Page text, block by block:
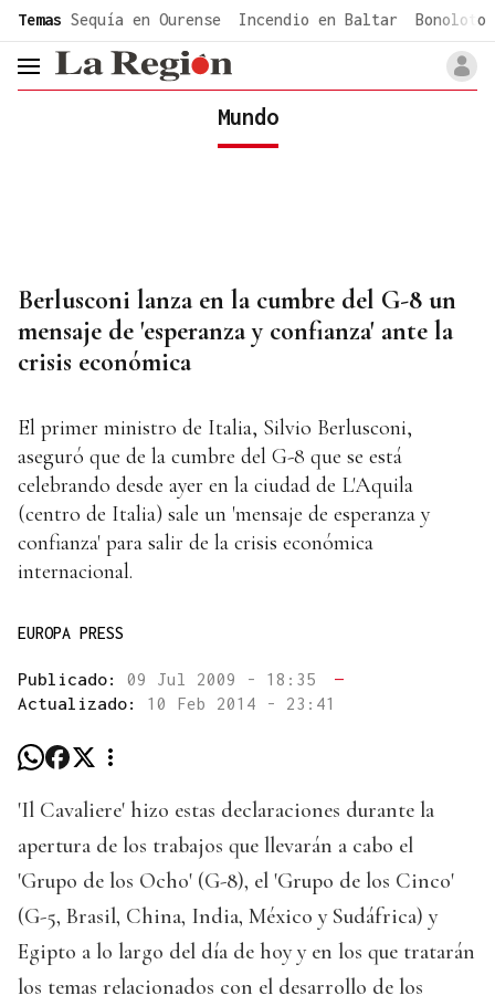
common.go-to-content
Temas Sequía en Ourense Incendio en Baltar Bonoloto
header.menu.open
Mundo
Berlusconi lanza en la cumbre del G-8 un
mensaje de 'esperanza y confianza' ante la
crisis económica
El primer ministro de Italia, Silvio Berlusconi,
aseguró que de la cumbre del G-8 que se está
celebrando desde ayer en la ciudad de L'Aquila
(centro de Italia) sale un 'mensaje de esperanza y
confianza' para salir de la crisis económica
internacional.
EUROPA PRESS
Publicado: 09 Jul 2009 - 18:35
—
Actualizado: 10 Feb 2014 - 23:41
'Il Cavaliere' hizo estas declaraciones durante la
apertura de los trabajos que llevarán a cabo el
'Grupo de los Ocho' (G-8), el 'Grupo de los Cinco'
(G-5, Brasil, China, India, México y Sudáfrica) y
Egipto a lo largo del día de hoy y en los que tratarán
los temas relacionados con el desarrollo de los